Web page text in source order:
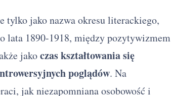
tylko jako nazwa okresu literackiego,
lata 1890-1918, między pozytywizmem
jakoczas kształtowania się
poglądów. Na
jak niezapomniana osobowość i